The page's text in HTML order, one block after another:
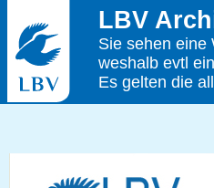
LBV
Sie sehen eine
weshalb evtl
Es gelten die